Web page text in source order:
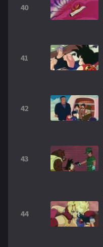
40
41
42
43
44